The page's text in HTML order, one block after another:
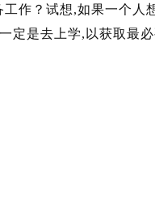
作？试想,如果一个人
定是去上学,以获取最